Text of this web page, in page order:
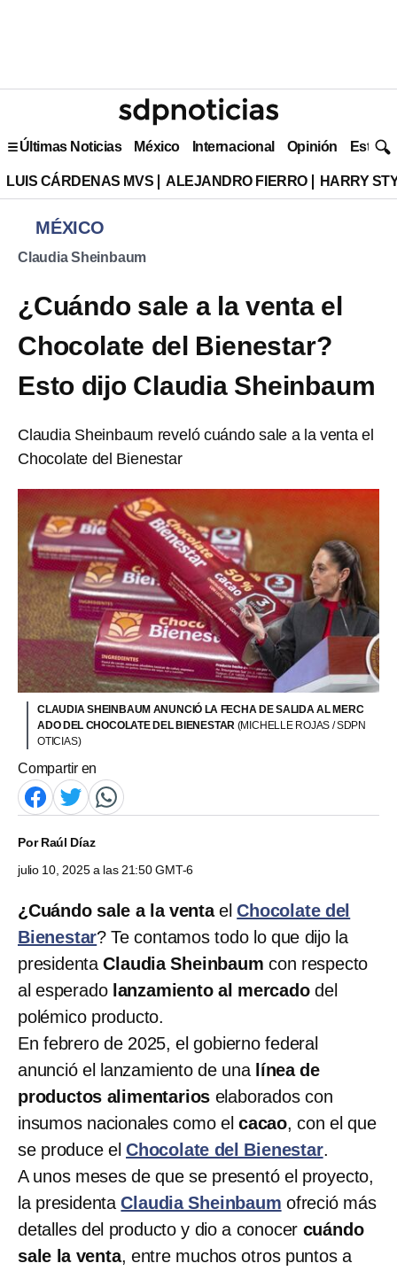
Últimas Noticias México Internacional Opinión Estilo
LUIS CÁRDENAS MVS ALEJANDRO FIERRO HARRY
MÉXICO
Claudia Sheinbaum
¿Cuándo sale a la venta el
Chocolate del Bienestar?
Esto dijo Claudia Sheinbaum
Claudia Sheinbaum reveló cuándo sale a la venta el
Chocolate del Bienestar
CLAUDIA SHEINBAUM ANUNCIÓ LA FECHA DE SALIDA AL MERC
ADO DEL CHOCOLATE DEL BIENESTAR (MICHELLE ROJAS / SDPN
OTICIAS)
Compartir en
PorRaúl Díaz
julio 10, 2025 a las 21:50 GMT-6
¿Cuándo sale a la ventaelChocolate del
Bienestar? Te contamos todo lo que dijo la
presidentaClaudia Sheinbaum con respecto
al esperado lanzamiento al mercadodel
polémico producto.
En febrero de 2025, el gobierno federal
anunció el lanzamiento de una línea de
productos alimentarios elaborados con
insumos nacionales como elcacao, con el que
se produce elChocolate del Bienestar.
A unos meses de que se presentó el proyecto,
la presidentaClaudia Sheinbaum ofreció más
detalles del producto y dio a conocer cuándo
sale la venta, entre muchos otros puntos a